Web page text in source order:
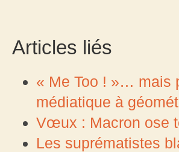
Articles liés
« Me Too ! »… mais
médiatique à
Vœux : Macron ose
Les suprématistes